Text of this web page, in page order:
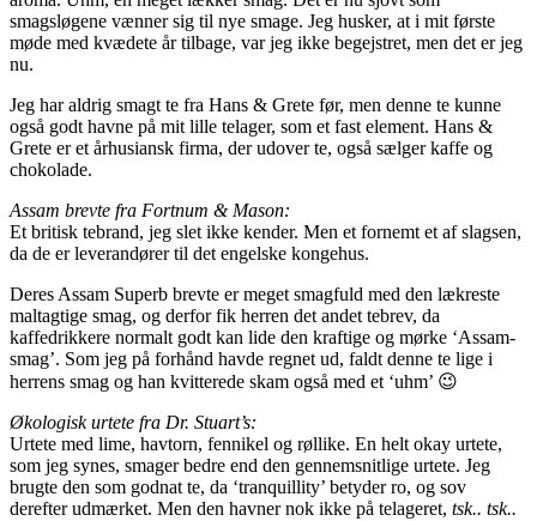
smagsløgene vænner sig til nye smage. Jeg husker, at i mit første
møde med kvædete år tilbage, var jeg ikke begejstret, men det er jeg
nu.
Jeg har aldrig smagt te fra Hans & Grete før, men denne te kunne
også godt havne på mit lille telager, som et fast element. Hans &
Grete er et århusiansk firma, der udover te, også sælger kaffe og
chokolade.
Assam brevte fra Fortnum & Mason:
Et britisk tebrand, jeg slet ikke kender. Men et fornemt et af slagsen,
da de er leverandører til det engelske kongehus.
Deres Assam Superb brevte er meget smagfuld med den lækreste
maltagtige smag, og derfor fik herren det andet tebrev, da
kaffedrikkere normalt godt kan lide den kraftige og mørke ‘Assam-
smag’. Som jeg på forhånd havde regnet ud, faldt denne te lige i
herrens smag og han kvitterede skam også med et ‘uhm’ 😉
Økologisk urtete fra Dr. Stuart’s:
Urtete med lime, havtorn, fennikel og røllike. En helt okay urtete,
som jeg synes, smager bedre end den gennemsnitlige urtete. Jeg
brugte den som godnat te, da ‘tranquillity’ betyder ro, og sov
derefter udmærket. Men den havner nok ikke på telageret, tsk.. tsk..